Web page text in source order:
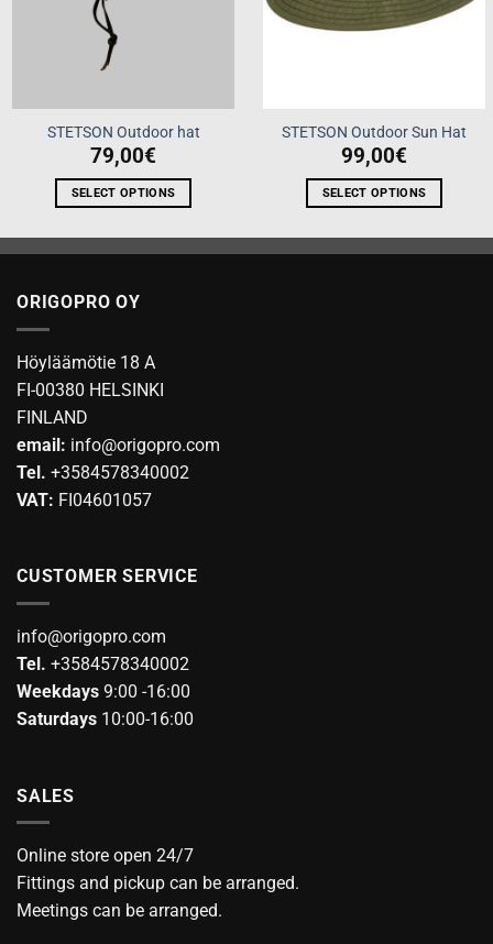
STETSON Outdoor hat
79,00€
SELECT OPTIONS
product
variants.
options
may
on
the
product
STETSON Outdoor Sun Hat
99,00€
SELECT OPTIONS
product
ORIGOPRO OY
Höyläämötie 18 A
FI-00380 HELSINKI
FINLAND
email: info@origopro.com
Tel. +3584578340002
VAT: FI04601057
CUSTOMER SERVICE
info@origopro.com
Tel. +3584578340002
Weekdays 9:00 -16:00
Saturdays 10:00-16:00
SALES
Online store open 24/7
Fittings and pickup can be arranged.
Meetings can be arranged.